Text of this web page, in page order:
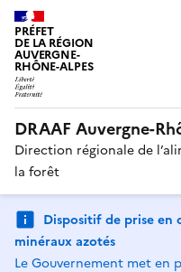
PRÉFET
DE LA RÉGION
AUVERGNE-
RHÔNE-ALPES
DRAAF Auvergne-
Direction régionale de
la forêt
Dispositif de prise en
minéraux azotés
Le Gouvernement met en